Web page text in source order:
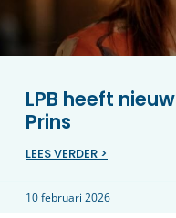
LPB heeft
Prins
LEES VERDER >
10 februari 2026